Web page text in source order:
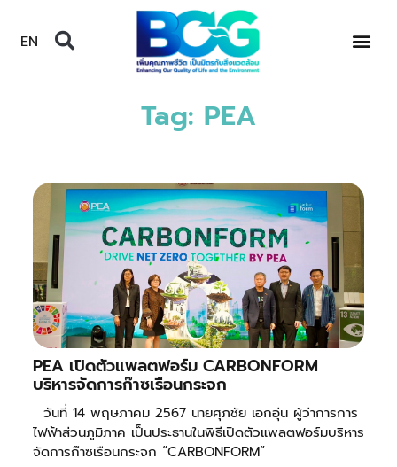
EN
Tag: PEA
PEA เปิดตัวแพลตฟอร์ม CARBONFORM
บริหารจัดการก๊าซเรือนกระจก
วันที่ 14 พฤษภาคม 2567 นายศุภชัย เอกอุ่น ผู้ว่าการการ
ไฟฟ้าส่วนภูมิภาค เป็นประธานในพิธีเปิดตัวแพลตฟอร์มบริหาร
จัดการก๊าซเรือนกระจก “CARBONFORM”